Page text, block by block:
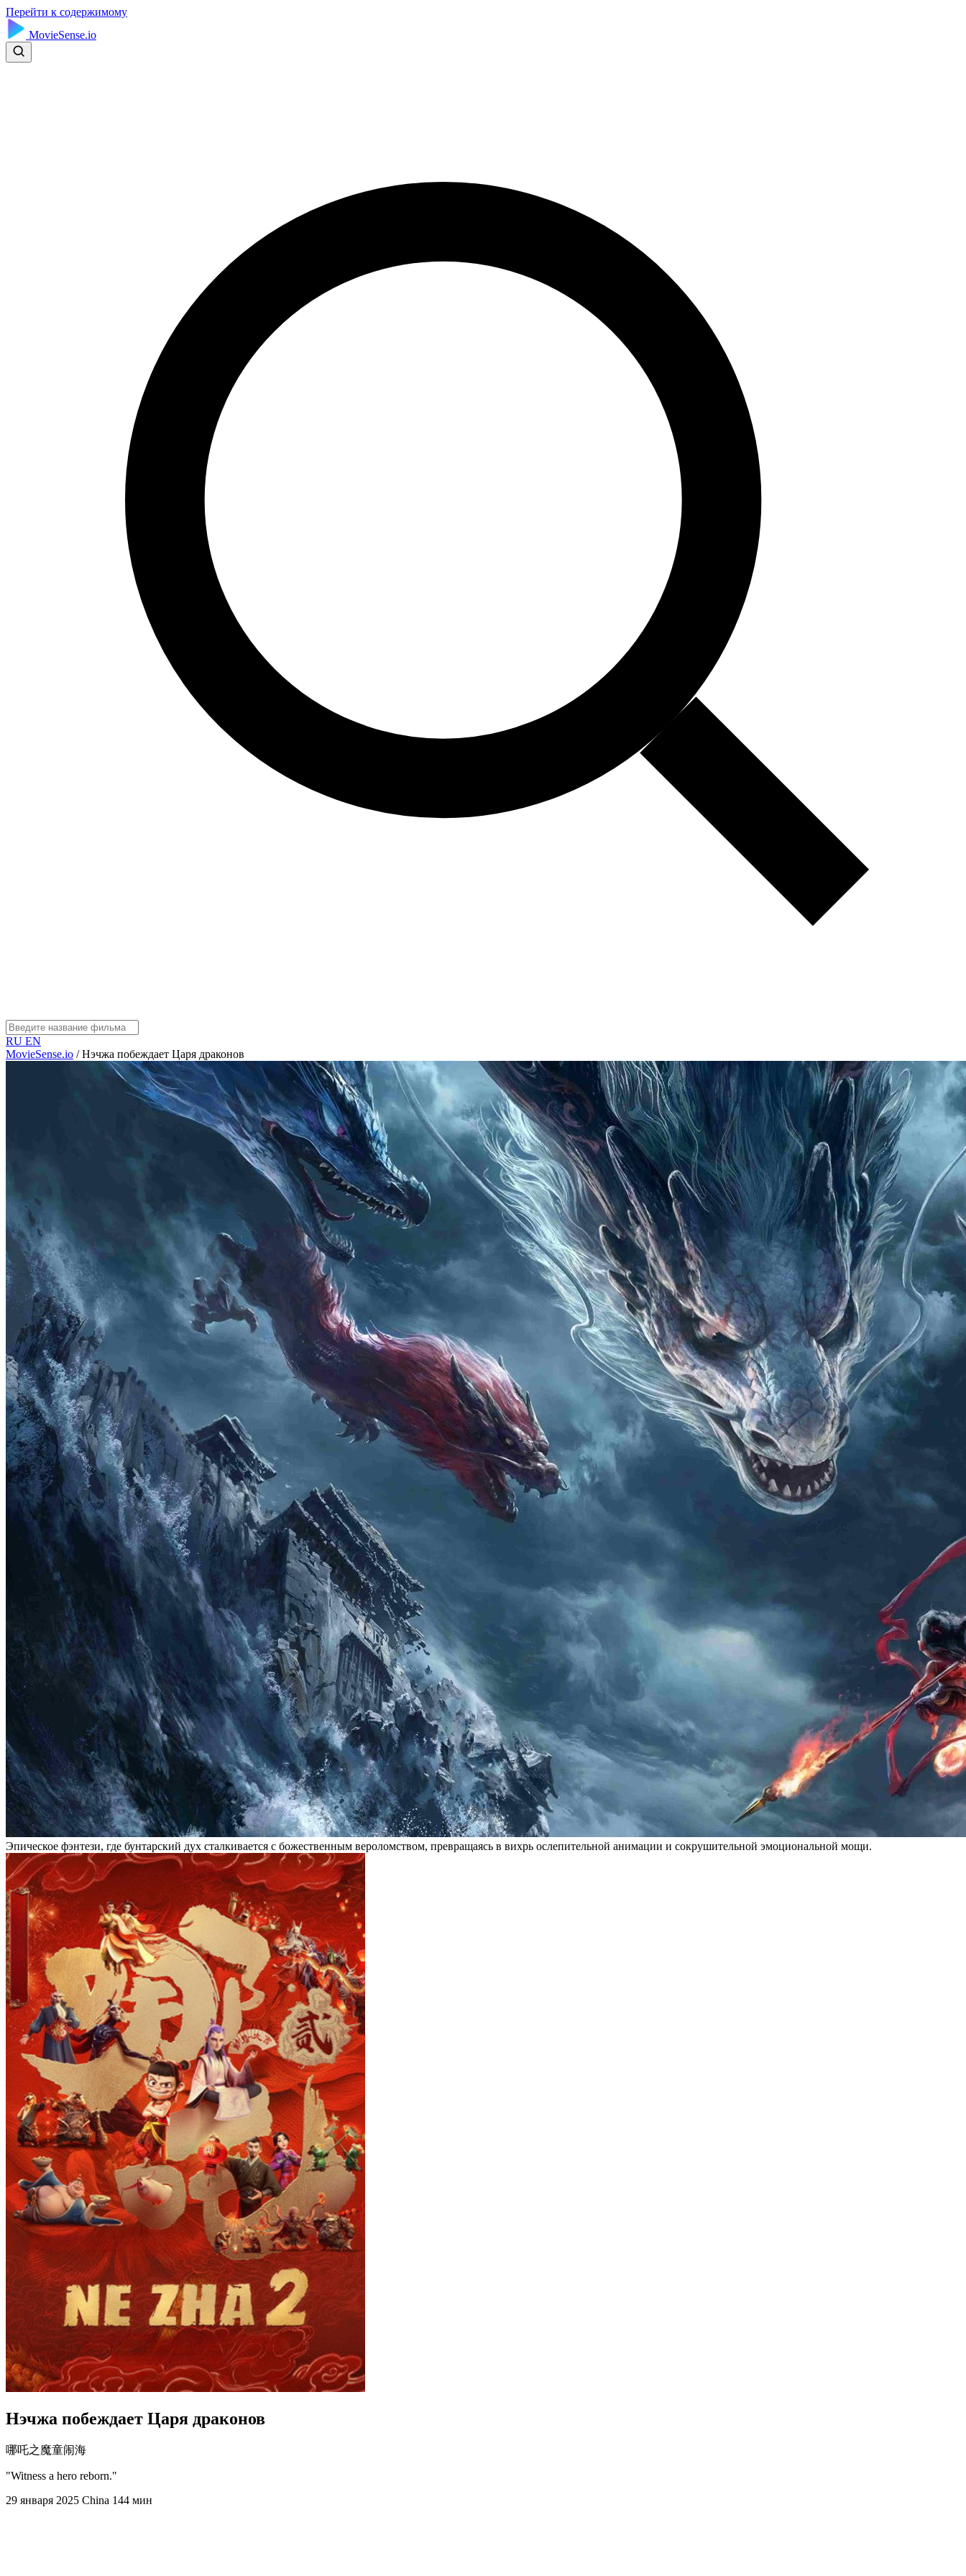
Перейти к содержимому
MovieSense.io
RU EN
MovieSense.io / Нэчжа побеждает Царя драконов
Эпическое фэнтези, где бунтарский дух сталкивается с божественным вероломством, превращаясь в вихрь ослепительной анимации и сокрушительной эмоциональной мощи.
Нэчжа побеждает Царя драконов
哪吒之魔童闹海
"Witness a hero reborn."
29 января 2025 China 144 мин